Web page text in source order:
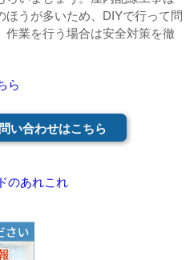
うが多いため、DIYで行って問
作業を行う場合は安全対策を徹
ら
い合わせはこちら
のあれこれ